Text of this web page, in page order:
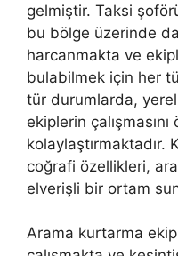
gelmiştir. Taksi
bu bölge üzerinde
harcanmakta ve
bulabilmek için her
tür durumlarda,
ekiplerin
kolaylaştırmaktadır.
coğrafi özellikleri,
elverişli bir ortam
Arama kurtarma